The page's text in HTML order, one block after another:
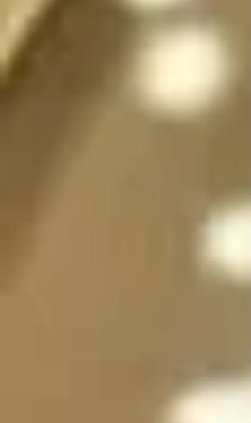
o masculina, y pueden
cambiar de forma y
dependiendo de la
separadas para que
y luego unirse en uno